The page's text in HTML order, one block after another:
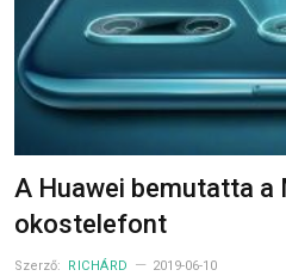
A Huawei bemutatta a
okostelefont
Szerző: RICHÁRD 2019-06-10